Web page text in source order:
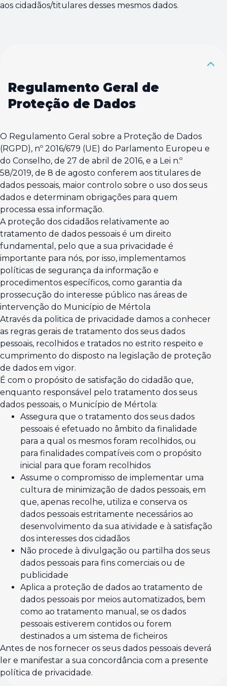
aos cidadãos/titulares desses mesmos dados.
Regulamento Geral de
Proteção de Dados
O Regulamento Geral sobre a Proteção de Dados
(RGPD), nº 2016/679 (UE) do Parlamento Europeu e
do Conselho, de 27 de abril de 2016, e a Lei n.º
58/2019, de 8 de agosto conferem aos titulares de
dados pessoais, maior controlo sobre o uso dos seus
dados e determinam obrigações para quem
processa essa informação.
A proteção dos cidadãos relativamente ao
tratamento de dados pessoais é um direito
fundamental, pelo que a sua privacidade é
importante para nós, por isso, implementamos
políticas de segurança da informação e
procedimentos específicos, como garantia da
prossecução do interesse público nas áreas de
intervenção do Município de Mértola
Através da politica de privacidade damos a conhecer
as regras gerais de tratamento dos seus dados
pessoais, recolhidos e tratados no estrito respeito e
cumprimento do disposto na legislação de proteção
de dados em vigor.
É com o propósito de satisfação do cidadão que,
enquanto responsável pelo tratamento dos seus
dados pessoais, o Município de Mértola:
Assegura que o tratamento dos seus dados
pessoais é efetuado no âmbito da finalidade
para a qual os mesmos foram recolhidos, ou
para finalidades compatíveis com o propósito
inicial para que foram recolhidos
Assume o compromisso de implementar uma
cultura de minimização de dados pessoais, em
que, apenas recolhe, utiliza e conserva os
dados pessoais estritamente necessários ao
desenvolvimento da sua atividade e à satisfação
dos interesses dos cidadãos
Não procede à divulgação ou partilha dos seus
dados pessoais para fins comerciais ou de
publicidade
Aplica a proteção de dados ao tratamento de
dados pessoais por meios automatizados, bem
como ao tratamento manual, se os dados
pessoais estiverem contidos ou forem
destinados a um sistema de ficheiros
Antes de nos fornecer os seus dados pessoais deverá
ler e manifestar a sua concordância com a presente
política de privacidade.